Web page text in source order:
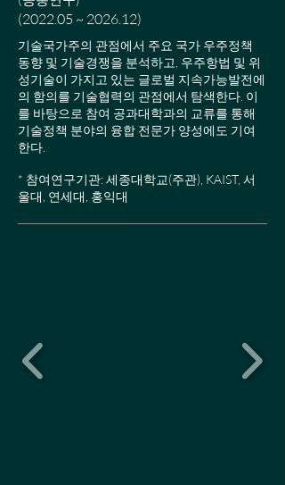
(2022.05 ~ 2026.12)
기술국가주의 관점에서 주요 국가 우주정책
동향 및 기술경쟁을 분석하고, 우주항법 및 위
성기술이 가지고 있는 글로벌 지속가능발전에
의 함의를 기술협력의 관점에서 탐색한다. 이
를 바탕으로 참여 공과대학과의 교류를 통해
기술정책 분야의 융합 전문가 양성에도 기여
한다.
​* 참여연구기관: 세종대학교(주관), KAIST, 서
울대, 연세대, 홍익대